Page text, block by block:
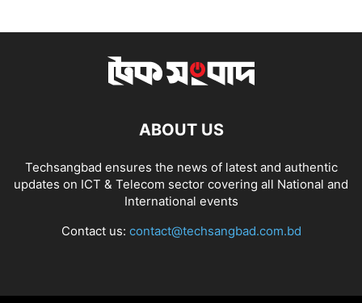
ABOUT US
Techsangbad ensures the news of latest and authentic
updates on ICT & Telecom sector covering all National and
International events
Contact us: contact@techsangbad.com.bd